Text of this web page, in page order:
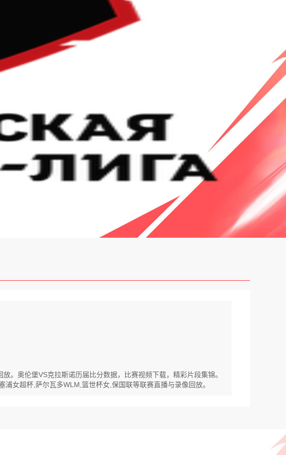
。奥伦堡VS克拉斯诺历届比分数据，比赛视频下载，精彩片段集锦。
女超杯,萨尔瓦多WLM,篮世杯女,保国联等联赛直播与录像回放。